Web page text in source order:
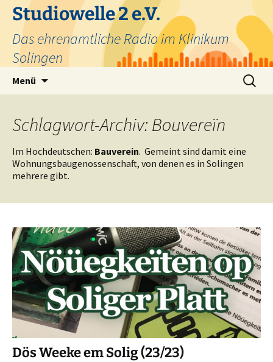
Zum
Inhalt
springen
Studiowelle 2 e.V.
Das ehrenamtliche Radio im Klinikum
Solingen
Menü
Suchen
nach:
Schlagwort-Archiv: Bouvereïn
Im Hochdeutschen: Bauverein. Gemeint sind damit eine
Wohnungsbaugenossenschaft, von denen es in Solingen
mehrere gibt.
Dös Weeke em Solig (23/23)